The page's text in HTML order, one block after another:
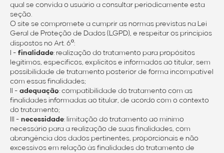
qual se convida o usuário a consultar periodicamente esta
seção.
O site se compromete a cumprir as normas previstas na Lei
Geral de Proteção de Dados (LGPD), e respeitar os princípios
dispostos no Art. 6º:
I - finalidade: realização do tratamento para propósitos
legítimos, específicos, explícitos e informados ao titular, sem
possibilidade de tratamento posterior de forma incompatível
com essas finalidades;
II - adequação: compatibilidade do tratamento com as
finalidades informadas ao titular, de acordo com o contexto
do tratamento;
III - necessidade: limitação do tratamento ao mínimo
necessário para a realização de suas finalidades, com
abrangência dos dados pertinentes, proporcionais e não
excessivos em relação às finalidades do tratamento de